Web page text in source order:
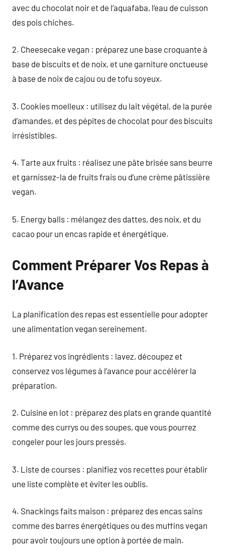
avec du chocolat noir et de l’aquafaba, l’eau de cuisson
des pois chiches.
2. Cheesecake vegan : préparez une base croquante à
base de biscuits et de noix, et une garniture onctueuse
à base de noix de cajou ou de tofu soyeux.
3. Cookies moelleux : utilisez du lait végétal, de la purée
d’amandes, et des pépites de chocolat pour des biscuits
irrésistibles.
4. Tarte aux fruits : réalisez une pâte brisée sans beurre
et garnissez-la de fruits frais ou d’une crème pâtissière
vegan.
5. Energy balls : mélangez des dattes, des noix, et du
cacao pour un encas rapide et énergétique.
Comment Préparer Vos Repas à
l’Avance
La planification des repas est essentielle pour adopter
une alimentation vegan sereinement.
1. Préparez vos ingrédients : lavez, découpez et
conservez vos légumes à l’avance pour accélérer la
préparation.
2. Cuisine en lot : préparez des plats en grande quantité
comme des currys ou des soupes, que vous pourrez
congeler pour les jours pressés.
3. Liste de courses : planifiez vos recettes pour établir
une liste complète et éviter les oublis.
4. Snackings faits maison : préparez des encas sains
comme des barres énergétiques ou des muffins vegan
pour avoir toujours une option à portée de main.